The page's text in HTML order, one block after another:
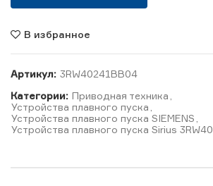
В избранное
Артикул: 3RW40241BB04
Категории: Приводная техника
Устройства плавного пуска
Устройства плавного пуска SIEMENS
Устройства плавного пуска Sirius 3RW40